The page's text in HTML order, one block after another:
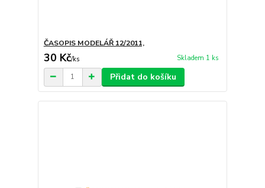
ČASOPIS MODELÁŘ 12/2011,
30 Kč/ks Skladem 1 ks
Přidat do košíku